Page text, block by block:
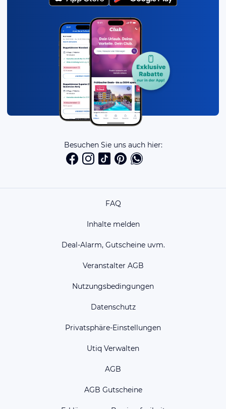
Besuchen Sie uns auch hier:
FAQ
Inhalte melden
Deal-Alarm, Gutscheine uvm.
Veranstalter AGB
Nutzungsbedingungen
Datenschutz
Privatsphäre-Einstellungen
Utiq Verwalten
AGB
AGB Gutscheine